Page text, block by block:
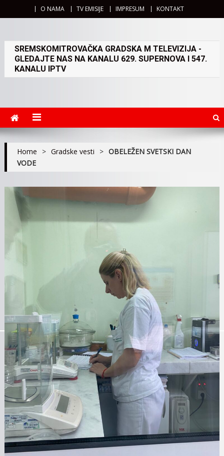
O NAMA TV EMISIJE IMPRESUM KONTAKT
SREMSKOMITROVAČKA GRADSKA M TELEVIZIJA -
GLEDAJTE NAS NA KANALU 629. SUPERNOVA I 547.
KANALU IPTV
Home > Gradske vesti > OBELEŽEN SVETSKI DAN
VODE